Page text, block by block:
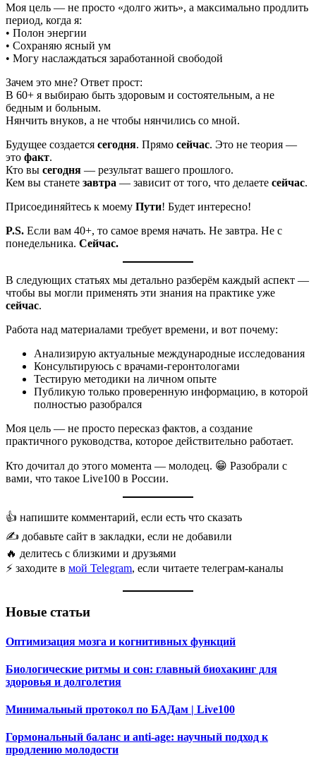
Моя цель — не просто «долго жить», а максимально продлить
период, когда я:
• Полон энергии
• Сохраняю ясный ум
• Могу наслаждаться заработанной свободой
Зачем это мне? Ответ прост:
В 60+ я выбираю быть здоровым и состоятельным, а не
бедным и больным.
Нянчить внуков, а не чтобы нянчились со мной.
Будущее создается сегодня. Прямо сейчас. Это не теория —
это факт.
Кто вы сегодня — результат вашего прошлого.
Кем вы станете завтра — зависит от того, что делаете сейчас.
Присоединяйтесь к моему Пути! Будет интересно!
P.S. Если вам 40+, то самое время начать. Не завтра. Не с
понедельника. Сейчас.
В следующих статьях мы детально разберём каждый аспект —
чтобы вы могли применять эти знания на практике уже
сейчас.
Работа над материалами требует времени, и вот почему:
Анализирую актуальные международные исследования
Консультируюсь с врачами-геронтологами
Тестирую методики на личном опыте
Публикую только проверенную информацию, в которой
полностью разобрался
Моя цель — не просто пересказ фактов, а создание
практичного руководства, которое действительно работает.
Кто дочитал до этого момента — молодец. 😁 Разобрали с
вами, что такое Live100 в России.
👍 напишите комментарий, если есть что сказать
✍️ добавьте сайт в закладки, если не добавили
🔥 делитесь с близкими и друзьями
⚡️ заходите в мой Telegram, если читаете телеграм-каналы
Новые статьи
Оптимизация мозга и когнитивных функций
Биологические ритмы и сон: главный биохакинг для
здоровья и долголетия
Минимальный протокол по БАДам | Live100
Гормональный баланс и anti-age: научный подход к
продлению молодости